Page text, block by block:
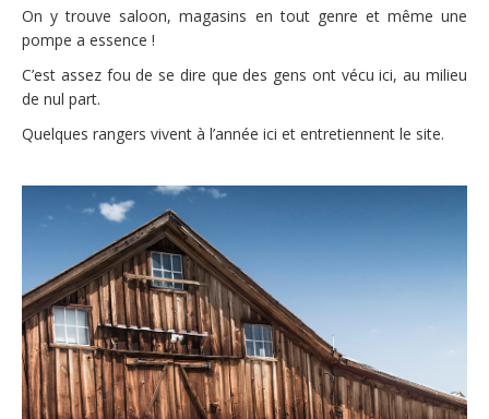
On y trouve saloon, magasins en tout genre et même une
pompe a essence !
C’est assez fou de se dire que des gens ont vécu ici, au milieu
de nul part.
Quelques rangers vivent à l’année ici et entretiennent le site.